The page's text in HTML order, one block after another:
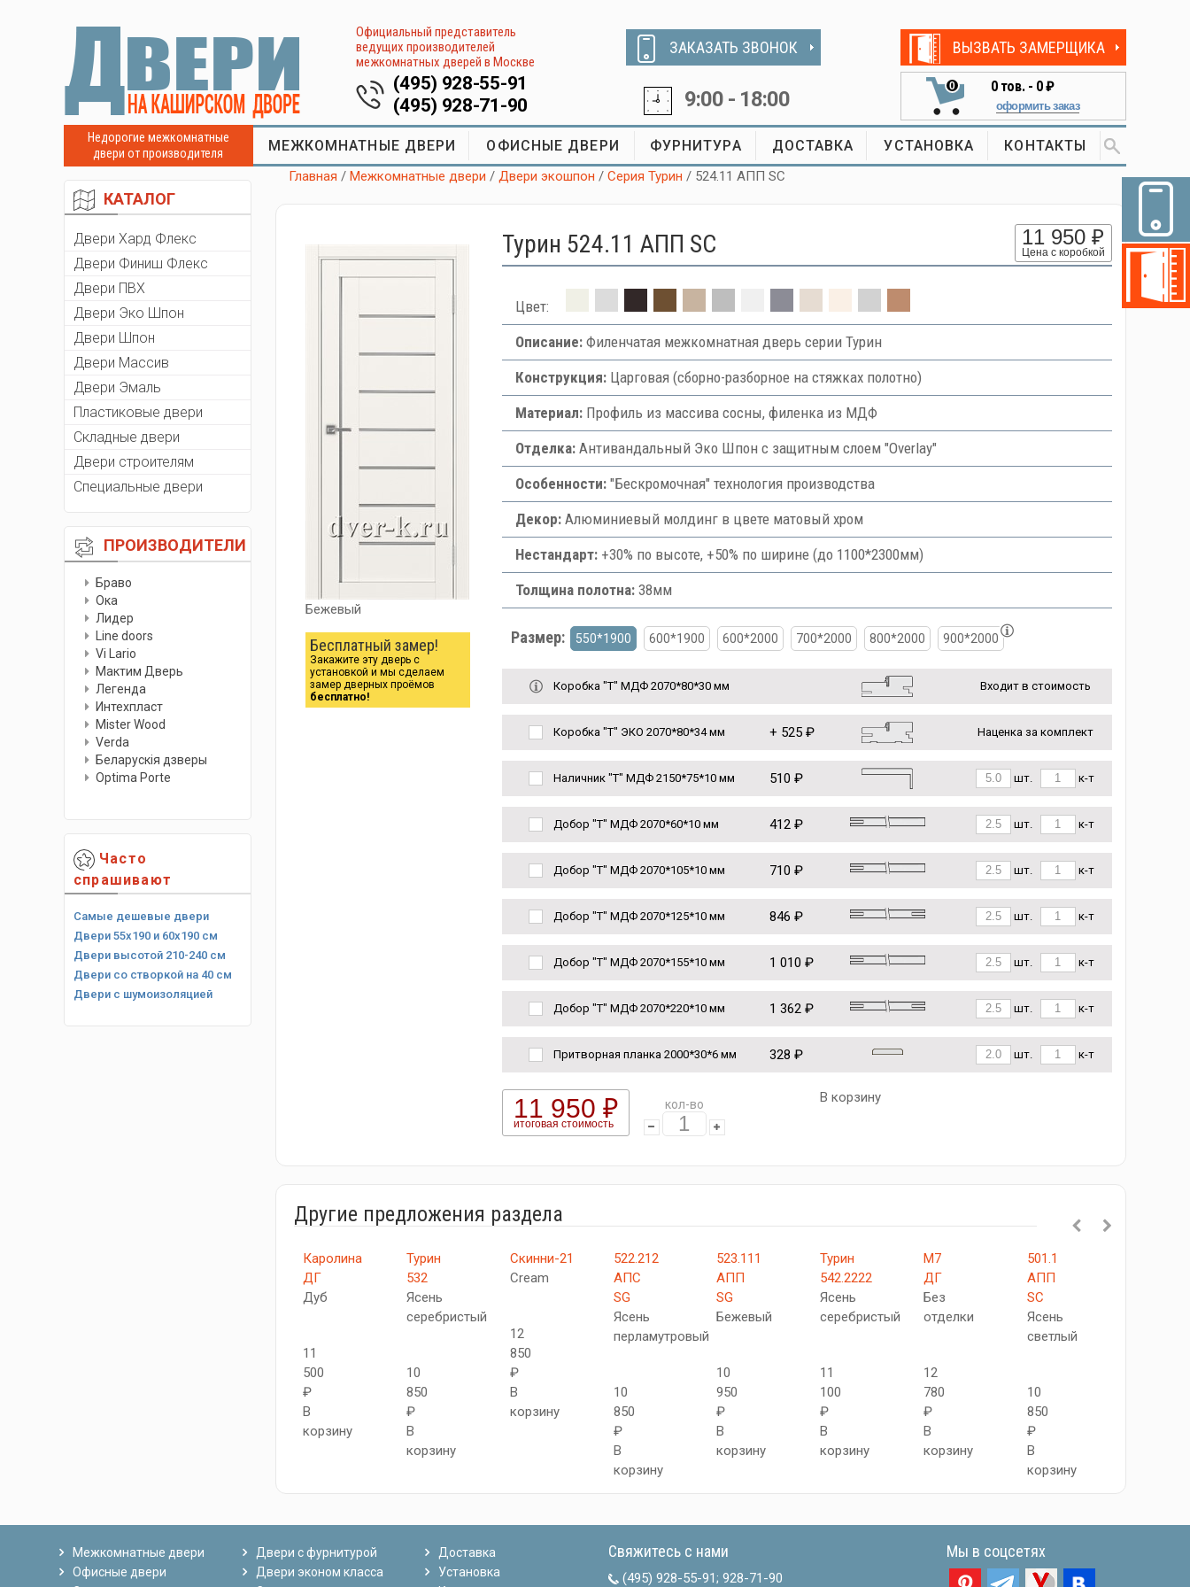
Официальный представитель
ведущих производителей
межкомнатных дверей в Москве
(495) 928-55-91
(495) 928-71-90
ЗАКАЗАТЬ ЗВОНОК
9:00 - 18:00
ВЫЗВАТЬ ЗАМЕРЩИКА
0 0тов. - 0 ₽
оформить заказ
Недорогие межкомнатные
двери от производителя
МЕЖКОМНАТНЫЕ ДВЕРИ ОФИСНЫЕ ДВЕРИ ФУРНИТУРА ДОСТАВКА УСТАНОВКА КОНТАКТЫ
КАТАЛОГ
Двери Хард Флекс
Двери Финиш Флекс
Двери ПВХ
Двери Эко Шпон
Двери Шпон
Двери Массив
Двери Эмаль
Пластиковые двери
Складные двери
Двери строителям
Специальные двери
ПРОИЗВОДИТЕЛИ
Браво
Ока
Лидер
Line doors
Vi Lario
Мактим Дверь
Легенда
Интехпласт
Мister Wood
Verda
Беларускiя дзверы
Optima Porte
Часто
спрашивают
Самые дешевые двери
Двери 55х190 и 60х190 см
Двери высотой 210-240 см
Двери со створкой на 40 см
Двери с шумоизоляцией
Главная /Межкомнатные двери /Двери экошпон /Серия Турин / 524.11 АПП SC
Бежевый
Бесплатный замер!
Закажите эту дверь с
установкой и мы сделаем
замер дверных проёмов
бесплатно!
Турин 524.11 АПП SC 11 950 ₽
Цена с коробкой
Цвет:
Описание:Филенчатая межкомнатная дверь серии Турин
Конструкция:Царговая (сборно-разборное на стяжках полотно)
Материал:Профиль из массива сосны, филенка из МДФ
Отделка:Антивандальный Эко Шпон с защитным слоем "Overlay"
Особенности:"Бескромочная" технология производства
Декор:Алюминиевый молдинг в цвете матовый хром
Нестандарт:+30% по высоте, +50% по ширине (до 1100*2300мм)
Толщина полотна:38мм
Размер: 550*1900 600*1900 600*2000 700*2000 800*2000 900*2000
Коробка "Т" МДФ 2070*80*30 мм Входит в стоимость
Коробка "Т" ЭКО 2070*80*34 мм + 525 ₽ Наценка за комплект
Наличник "Т" МДФ 2150*75*10 мм 510 ₽ шт. к-т
Добор "Т" МДФ 2070*60*10 мм 412 ₽ шт. к-т
Добор "Т" МДФ 2070*105*10 мм 710 ₽ шт. к-т
Добор "Т" МДФ 2070*125*10 мм 846 ₽ шт. к-т
Добор "Т" МДФ 2070*155*10 мм 1 010 ₽ шт. к-т
Добор "Т" МДФ 2070*220*10 мм 1 362 ₽ шт. к-т
Притворная планка 2000*30*6 мм 328 ₽ шт. к-т
11 950 ₽
итоговая стоимость
кол-во В корзину
Другие предложения раздела
Каролина
ДГ
Дуб
11
500
₽
В
корзину
Турин
532
Ясень
серебристый
10
850
₽
В
корзину
Скинни-21
Cream
12
850
₽
В
корзину
522.212
АПC
SG
Ясень
перламутровый
10
850
₽
В
корзину
523.111
АПП
SG
Бежевый
10
950
₽
В
корзину
Турин
542.2222
Ясень
серебристый
11
100
₽
В
корзину
М7
ДГ
Без
отделки
12
780
₽
В
корзину
501.1
АПП
SC
Ясень
светлый
10
850
₽
В
корзину
Межкомнатные двери
Офисные двери
Двери с фурнитурой
Двери эконом класса
Доставка
Установка
Свяжитесь с нами
(495) 928-55-91; 928-71-90
Мы в соцсетях